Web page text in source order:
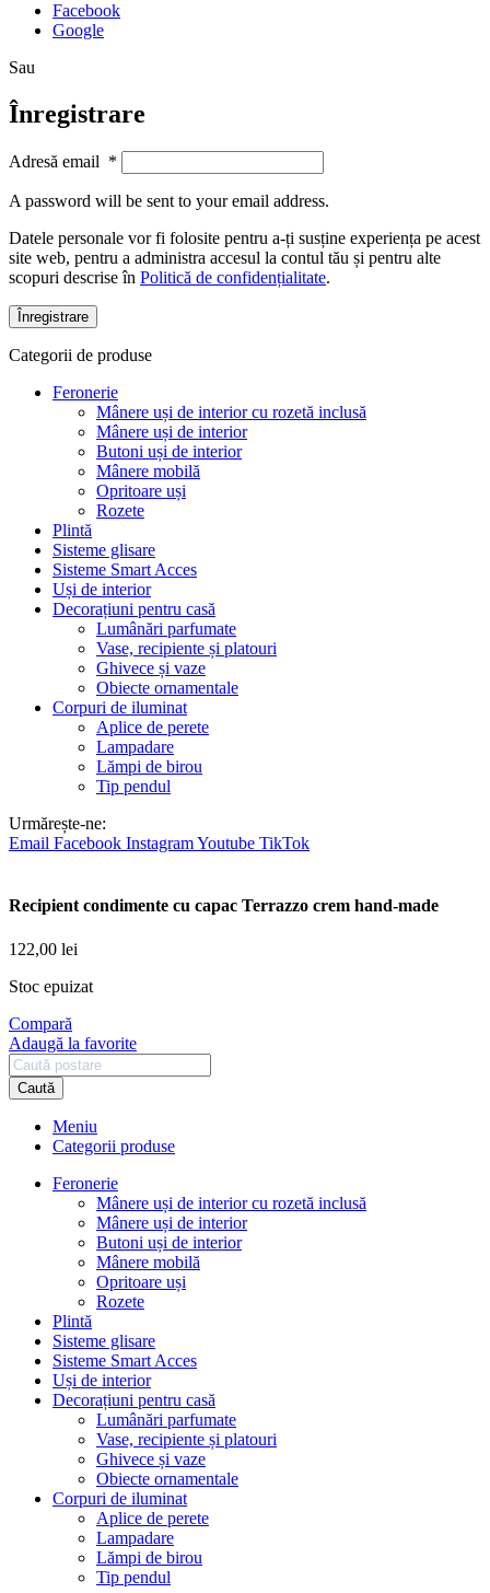
Facebook
Google
Sau
Înregistrare
Adresă email *
A password will be sent to your email address.
Datele personale vor fi folosite pentru a-ți susține experiența pe acest
site web, pentru a administra accesul la contul tău și pentru alte
scopuri descrise în Politică de confidențialitate.
Înregistrare
Categorii de produse
Feronerie
Mânere uși de interior cu rozetă inclusă
Mânere uși de interior
Butoni uși de interior
Mânere mobilă
Opritoare uși
Rozete
Plintă
Sisteme glisare
Sisteme Smart Acces
Uși de interior
Decorațiuni pentru casă
Lumânări parfumate
Vase, recipiente și platouri
Ghivece și vaze
Obiecte ornamentale
Corpuri de iluminat
Aplice de perete
Lampadare
Lămpi de birou
Tip pendul
Urmărește-ne:
Email Facebook InstagramYoutube TikTok
Recipient condimente cu capac Terrazzo crem hand-made
122,00 lei
Stoc epuizat
Compară
Adaugă la favorite
Caută
Meniu
Categorii produse
Feronerie
Mânere uși de interior cu rozetă inclusă
Mânere uși de interior
Butoni uși de interior
Mânere mobilă
Opritoare uși
Rozete
Plintă
Sisteme glisare
Sisteme Smart Acces
Uși de interior
Decorațiuni pentru casă
Lumânări parfumate
Vase, recipiente și platouri
Ghivece și vaze
Obiecte ornamentale
Corpuri de iluminat
Aplice de perete
Lampadare
Lămpi de birou
Tip pendul